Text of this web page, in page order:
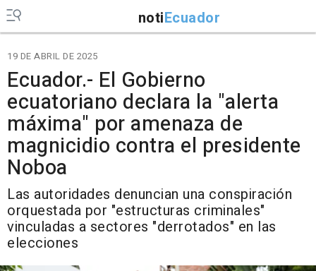
notiEcuador
19 DE ABRIL DE 2025
Ecuador.- El Gobierno
ecuatoriano declara la "alerta
máxima" por amenaza de
magnicidio contra el presidente
Noboa
Las autoridades denuncian una conspiración
orquestada por "estructuras criminales"
vinculadas a sectores "derrotados" en las
elecciones